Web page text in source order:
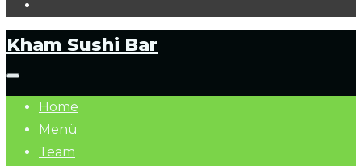
Kham Sushi Bar
Home
Menü
Team